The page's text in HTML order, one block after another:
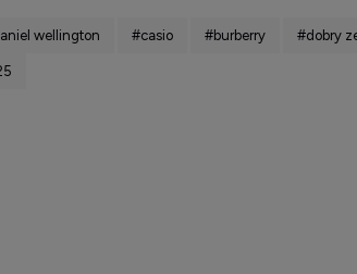
wellington #casio #burberry #dobry